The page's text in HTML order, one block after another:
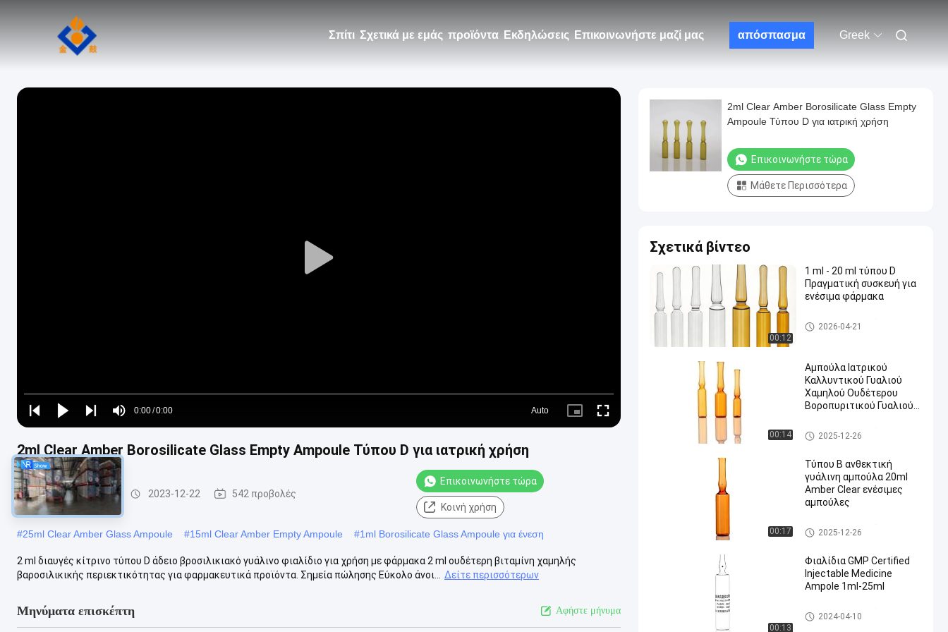
Σπίτι Σχετικά με εμάς προϊόντα Εκδηλώσεις Επικοινωνήστε μαζί μας απόσπασμα Greek
Play
Play
Play
Play
Mute
Time
0:00/0:00
Loaded:
0%
Auto
Picture- Fullscreen
2ml Clear Amber Borosilicate Glass Empty Ampoule Τύπου D για ιατρική χρήση
φιαλλίδιο γυαλιού 2023-12-22 542 προβολές
Επικοινωνήστε τώρα
Κοινή χρήση
#25ml Clear Amber Glass Ampoule #15ml Clear Amber Empty Ampoule #1ml Borosilicate Glass Ampoule για ένεση
2 ml διαυγές κίτρινο τύπου D άδειο βροσιλικιακό γυάλινο φιαλίδιο για χρήση με φάρμακα 2 ml ουδέτερη βιταμίνη χαμηλής
βαροσιλικικής περιεκτικότητας για φαρμακευτικά προϊόντα. Σημεία πώλησης Εύκολο άνοι...
Δείτε περισσότερων
Μηνύματα επισκέπτη Αφήστε μήνυμα
2ml Clear Amber Borosilicate Glass Empty
Ampoule Τύπου D για ιατρική χρήση
Επικοινωνήστε τώρα
Μάθετε Περισσότερα
Σχετικά βίντεο
00:12
1 ml - 20 ml τύπου D
Πραγματική συσκευή για
ενέσιμα φάρμακα
φιαλλίδιο γυαλιού
2026-04-21
00:14
Αμπούλα Ιατρικού
Καλλυντικού Γυαλιού
Χαμηλού Ουδέτερου
Βοροπυριτικού Γυαλιού
Amber
φιαλλίδιο γυαλιού
2025-12-26
00:17
Τύπου Β ανθεκτική
γυάλινη αμπούλα 20ml
Amber Clear ενέσιμες
αμπούλες
φιαλλίδιο γυαλιού
2025-12-26
00:13
Φιαλίδια GMP Certified
Injectable Medicine
Ampole 1ml-25ml
φιαλλίδιο γυαλιού
2024-04-10